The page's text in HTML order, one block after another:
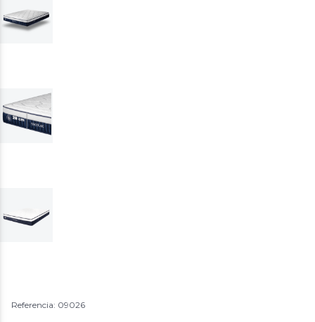
Referencia: 09026